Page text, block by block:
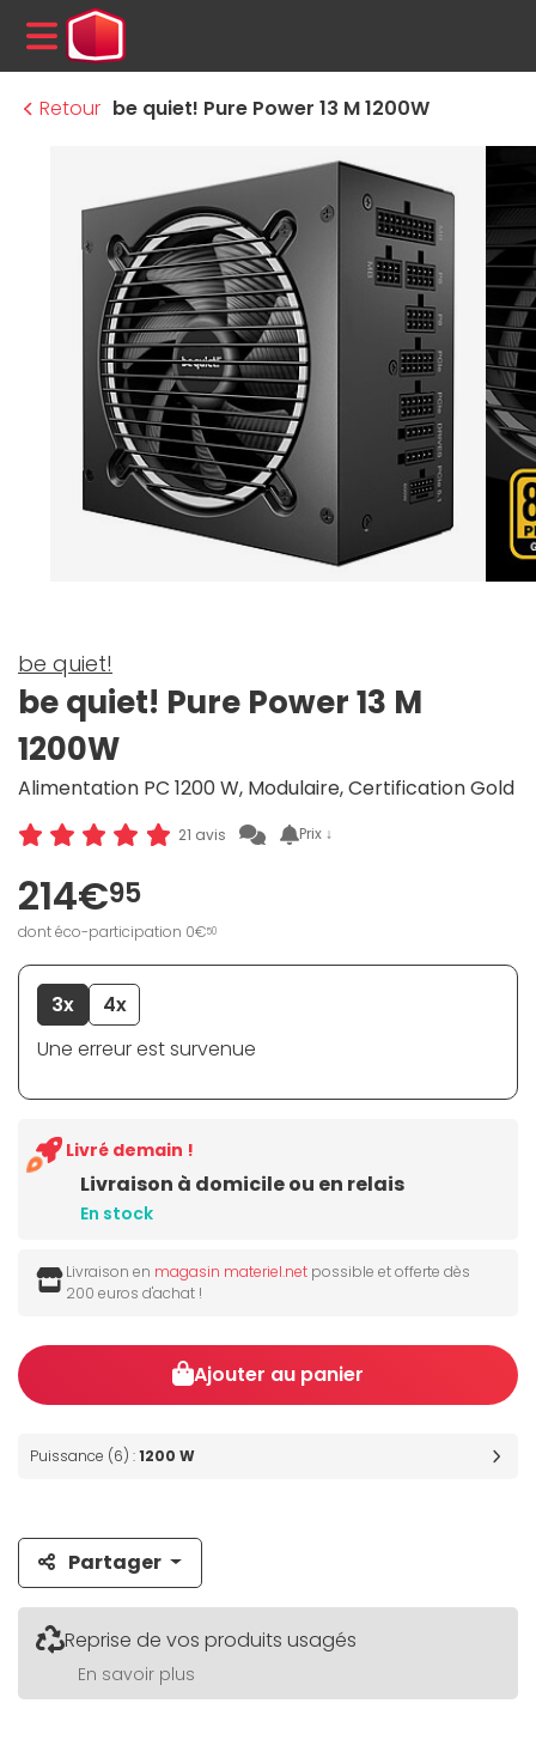
MENU
Retour be quiet! Pure Power 13 M 1200W
be quiet!
be quiet! Pure Power 13 M
1200W
Alimentation PC 1200 W, Modulaire, Certification Gold
21 avis Prix ↓
214€95
dont éco-participation 0€50
3x
4x
Une erreur est survenue
Livraison à domicile ou en relais
En stock
Livré demain !
Livraison en magasin materiel.net possible et offerte dès
200 euros d'achat !
Ajouter au panier
Puissance (6) :1200 W
Partager
Reprise de vos produits usagés
En savoir plus